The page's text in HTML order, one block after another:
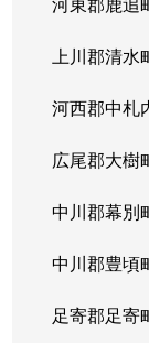
上川郡清水
河西郡中札
広尾郡大樹
中川郡幕別
中川郡豊頃
足寄郡足寄